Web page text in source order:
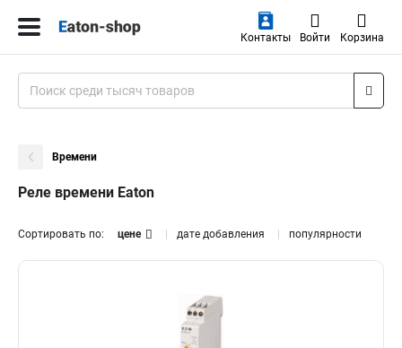
Контакты Войти Корзина
Времени
Реле времени Eaton
Сортировать по: цене дате добавления популярности